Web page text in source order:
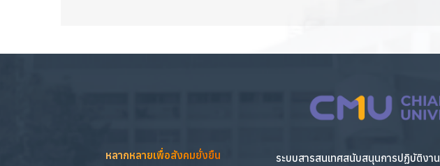
หลากหลายเพื่อสังคมยั่งยืน ระบบสารสนเทศสนับสนุนการปฏิบัติงาน